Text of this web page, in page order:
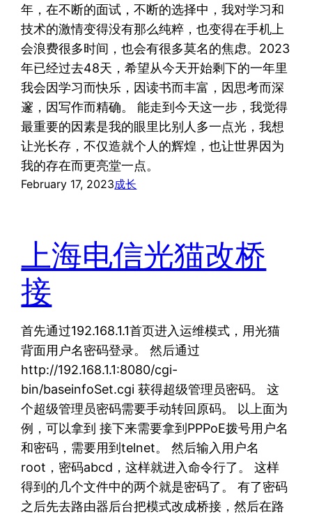
年，在不断的面试，不断的选择中，我对学习和
技术的激情变得没有那么纯粹，也变得在手机上
会浪费很多时间，也会有很多莫名的焦虑。2023
年已经过去48天，希望从今天开始剩下的一年里
我会因学习而快乐，因读书而丰富，因思考而深
邃，因写作而精确。 能走到今天这一步，我觉得
最重要的因素是我的眼里比别人多一点光，我想
让光长存，不仅造就个人的辉煌，也让世界因为
我的存在而更亮堂一点。
February 17, 2023成长
上海电信光猫改桥
接
首先通过192.168.1.1首页进入运维模式，用光猫
背面用户名密码登录。 然后通过
http://192.168.1.1:8080/cgi-
bin/baseinfoSet.cgi 获得超级管理员密码。 这
个超级管理员密码需要手动转回原码。 以上面为
例，可以拿到 接下来需要拿到PPPoE拨号用户名
和密码，需要用到telnet。 然后输入用户名
root，密码abcd，这样就进入命令行了。 这样
得到的几个文件中的两个就是密码了。 有了密码
之后先去路由器后台把模式改成桥接，然后在路